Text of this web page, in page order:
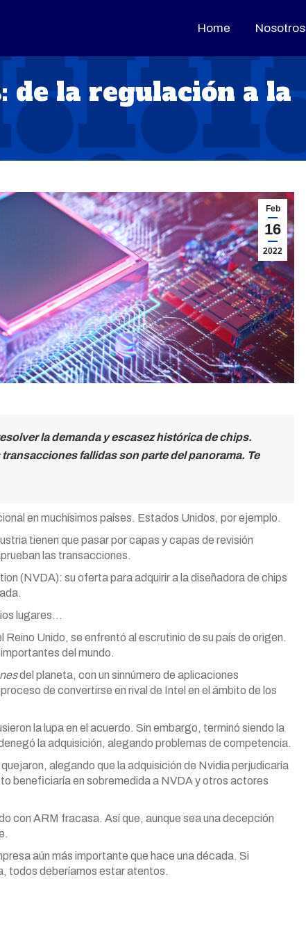
Home Nosotros
de la regulación a la
Feb
16
2022
la demanda y escasez histórica de chips.
fallidas son parte del panorama. Te
en muchísimos países. Estados Unidos, por ejemplo.
tienen que pasar por capas y capas de revisión
las transacciones.
(NVDA): su oferta para adquirir a la diseñadora de chips
lugares…
Unido, se enfrentó al escrutinio de su país de origen.
del mundo.
del planeta, con un sinnúmero de aplicaciones
de convertirse en rival de Intel en el ámbito de los
la lupa en el acuerdo. Sin embargo, terminó siendo la
la adquisición, alegando problemas de competencia.
alegando que la adquisición de Nvidia perjudicaría
beneficiaría en sobremedida a NVDA y otros actores
con ARM fracasa. Así que, aunque sea una decepción
aún más importante que hace una década. Si
todos deberíamos estar atentos.
Home Nosotros